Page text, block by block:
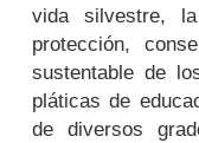
vida silvestre,
protección,
sustentable de
pláticas de
de diversos